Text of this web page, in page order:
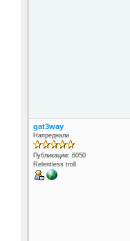
gat3way
Напреднали
Публикации: 6050
Relentless troll